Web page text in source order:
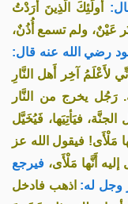
أُولَئِكَ الَّذِينَ أَرَدْتُ
عَيْنٌ، ولم تسمع أُذُنٌ،
رضي الله عنه قال:
لأَعْلَمُ آخِر أَهل النَّارِ
رَجُل يخرج من النَّار
فيَأتِيَها، فَيُخَيَّل
مَلْأَى! فيقول الله عز
أَنَّها مَلْأَى، فيرجع
وجل له: اذهب فادخل